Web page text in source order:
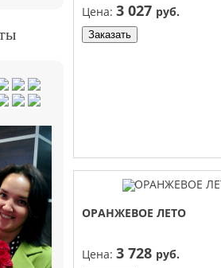
Цена: 3 027 руб.
Заказать
ОРАНЖЕВОЕ ЛЕТО
Цена: 3 728 руб.